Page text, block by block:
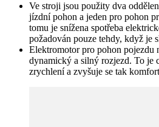
Ve stroji jsou použity dva
jízdní pohon a jeden pro pohon
tomu je snížena spotřeba
požadován pouze tehdy, když je
Elektromotor pro pohon pojezdu
dynamický a silný rozjezd. To je
zrychlení a zvyšuje se tak